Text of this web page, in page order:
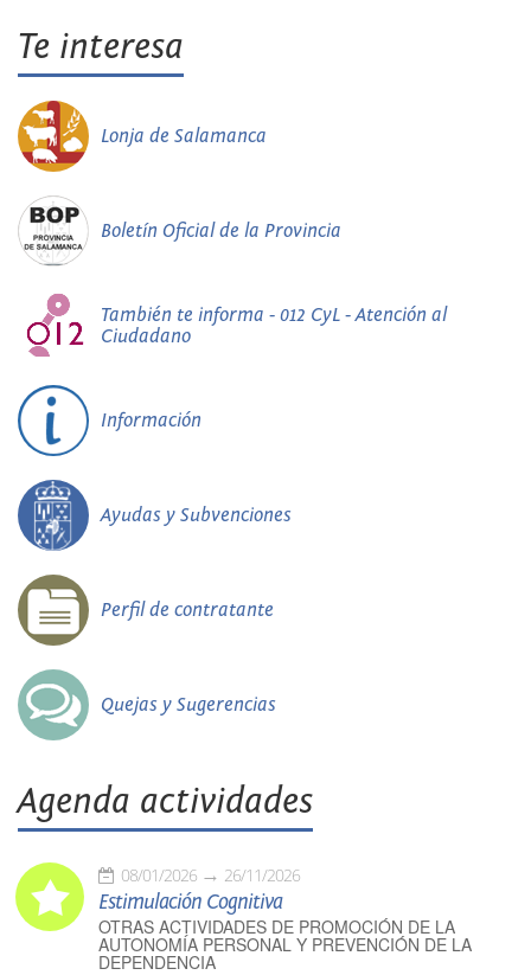
Te interesa
Lonja de Salamanca
Boletín Oficial de la Provincia
También te informa - 012 CyL - Atención al
Ciudadano
Información
Ayudas y Subvenciones
Perfil de contratante
Quejas y Sugerencias
Agenda actividades
08/01/2026 26/11/2026
Estimulación Cognitiva
OTRAS ACTIVIDADES DE PROMOCIÓN DE LA
AUTONOMÍA PERSONAL Y PREVENCIÓN DE LA
DEPENDENCIA